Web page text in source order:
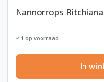
Nannorrops
1 op voorraad
In